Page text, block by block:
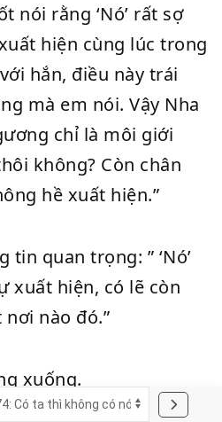
nói rằng ‘Nó’ rất sợ
hiện cùng lúc trong
hắn, điều này trái
mà em nói. Vậy Nha
chỉ là môi giới
không? Còn chân
hề xuất hiện.”
tin quan trọng: ” ‘Nó’
xuất hiện, có lẽ còn
nào đó.”
xuống.